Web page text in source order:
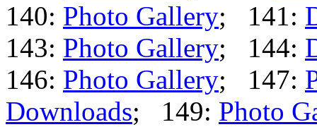
140: Photo Gallery; 141:
143: Photo Gallery; 144:
146: Photo Gallery; 147:
Downloads; 149: Photo